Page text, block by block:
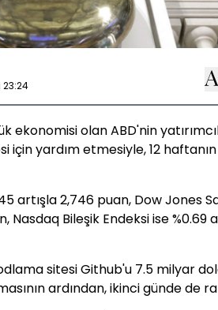
23:24
ekonomisi olan ABD'nin
için yardım etmesiyle, 12 haftanın
artışla 2,746 puan, Dow Jones
Nasdaq Bileşik Endeksi ise %0.69
sitesi Github'u 7.5 milyar
ardından, ikinci günde de